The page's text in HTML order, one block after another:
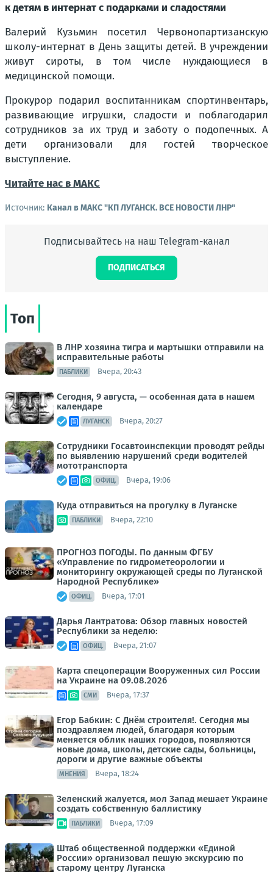
к детям в интернат с подарками и сладостями
Валерий Кузьмин посетил Червонопартизанскую
школу-интернат в День защиты детей. В учреждении
живут сироты, в том числе нуждающиеся в
медицинской помощи.
Прокурор подарил воспитанникам спортинвентарь,
развивающие игрушки, сладости и поблагодарил
сотрудников за их труд и заботу о подопечных. А
дети организовали для гостей творческое
выступление.
Читайте нас в МАКС
Источник: Канал в МАКС "КП ЛУГАНСК. ВСЕ НОВОСТИ ЛНР"
Подписывайтесь на наш Telegram-канал
ПОДПИСАТЬСЯ
Топ
В ЛНР хозяина тигра и мартышки отправили на
исправительные работы
ПАБЛИКИ Вчера, 20:43
Сегодня, 9 августа, — особенная дата в нашем
календаре
ЛУГАНСК Вчера, 20:27
Сотрудники Госавтоинспекции проводят рейды
по выявлению нарушений среди водителей
мототранспорта
ОФИЦ. Вчера, 19:06
Куда отправиться на прогулку в Луганске
ПАБЛИКИ Вчера, 22:10
ПРОГНОЗ ПОГОДЫ. По данным ФГБУ
«Управление по гидрометеорологии и
мониторингу окружающей среды по Луганской
Народной Республике»
ОФИЦ. Вчера, 17:01
Дарья Лантратова: Обзор главных новостей
Республики за неделю:
ОФИЦ. Вчера, 21:07
Карта спецоперации Вооруженных сил России
на Украине на 09.08.2026
СМИ Вчера, 17:37
Егор Бабкин: С Днём строителя!. Сегодня мы
поздравляем людей, благодаря которым
меняется облик наших городов, появляются
новые дома, школы, детские сады, больницы,
дороги и другие важные объекты
МНЕНИЯ Вчера, 18:24
Зеленский жалуется, мол Запад мешает Украине
создать собственную баллистику
ПАБЛИКИ Вчера, 17:09
Штаб общественной поддержки «Единой
России» организовал пешую экскурсию по
старому центру Луганска